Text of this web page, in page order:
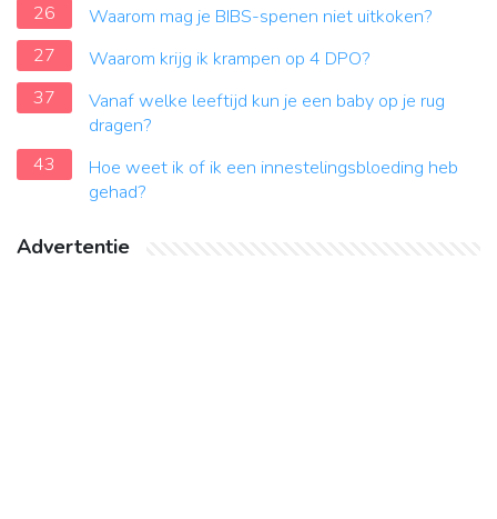
26
Waarom mag je BIBS-spenen niet uitkoken?
27
Waarom krijg ik krampen op 4 DPO?
37
Vanaf welke leeftijd kun je een baby op je rug
dragen?
43
Hoe weet ik of ik een innestelingsbloeding heb
gehad?
Advertentie